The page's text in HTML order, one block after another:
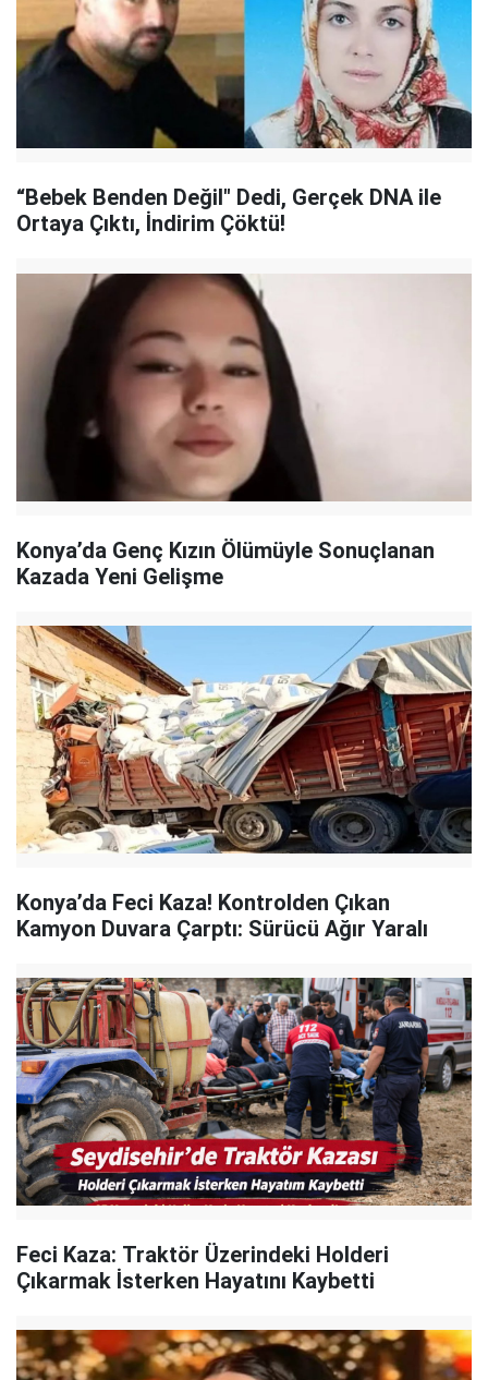
“Bebek Benden Değil" Dedi, Gerçek DNA ile
Ortaya Çıktı, İndirim Çöktü!
Konya’da Genç Kızın Ölümüyle Sonuçlanan
Kazada Yeni Gelişme
Konya’da Feci Kaza! Kontrolden Çıkan
Kamyon Duvara Çarptı: Sürücü Ağır Yaralı
Feci Kaza: Traktör Üzerindeki Holderi
Çıkarmak İsterken Hayatını Kaybetti